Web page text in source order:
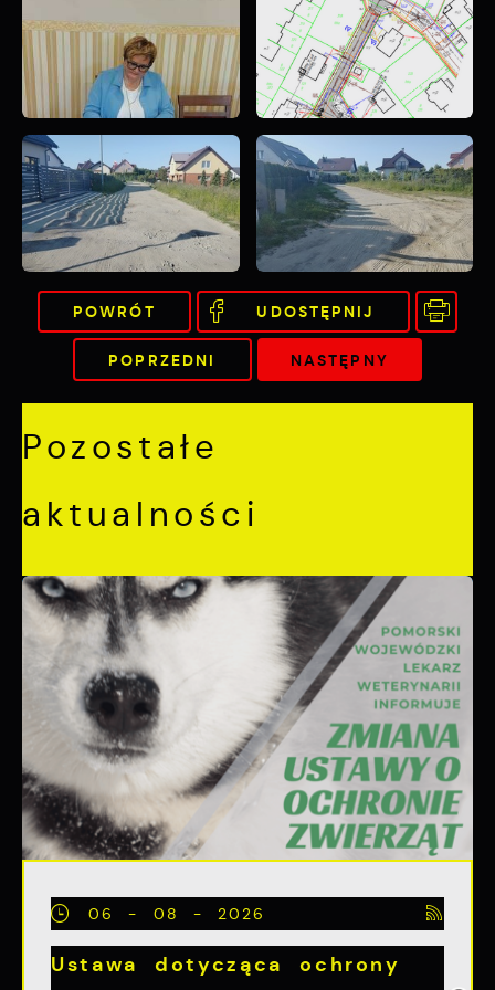
POWRÓT UDOSTĘPNIJ
POPRZEDNI NASTĘPNY
Pozostałe
aktualności
06 - 08 - 2026
Ustawa dotycząca ochrony